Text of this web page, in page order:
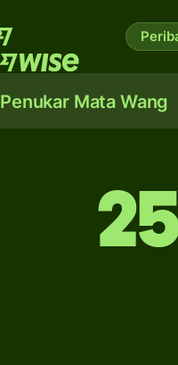
Penukar Mata Wang